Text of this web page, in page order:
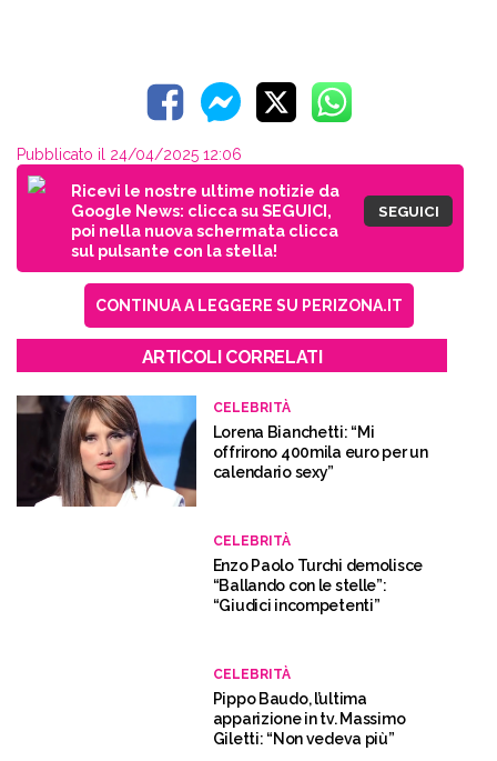
Pubblicato il 24/04/2025 12:06
Ricevi le nostre ultime notizie da
Google News: clicca su SEGUICI,
poi nella nuova schermata clicca
sul pulsante con la stella!
SEGUICI
CONTINUA A LEGGERE SU PERIZONA.IT
ARTICOLI CORRELATI
CELEBRITÀ
Lorena Bianchetti: “Mi
offrirono 400mila euro per un
calendario sexy”
CELEBRITÀ
Enzo Paolo Turchi demolisce
“Ballando con le stelle”:
“Giudici incompetenti”
CELEBRITÀ
Pippo Baudo, l’ultima
apparizione in tv. Massimo
Giletti: “Non vedeva più”